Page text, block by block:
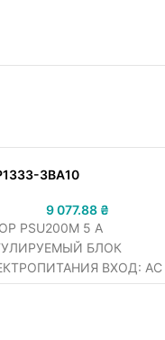
3BA10
9 077.88 ₴
PSU200M 5 A
БЛОК
ВХОД: AC
230-500 В ВЫХОД: DC 24